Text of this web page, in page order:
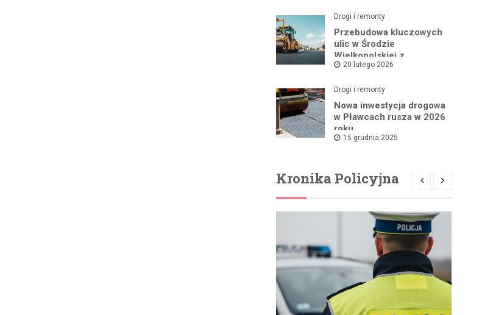
Drogi i remonty
Przebudowa kluczowych
ulic w Środzie
Wielkopolskiej z
rządowym wsparciem
20 lutego 2026
Drogi i remonty
Nowa inwestycja drogowa
w Pławcach rusza w 2026
roku
15 grudnia 2025
Kronika Policyjna